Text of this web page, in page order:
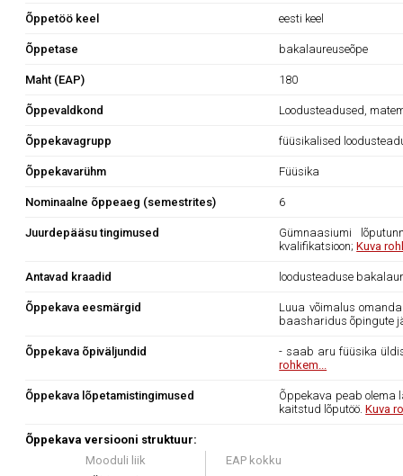
Õppetöö keel eesti keel
Õppetase bakalaureuseõpe
Maht (EAP) 180
Õppevaldkond Loodusteadused,
Õppekavagrupp füüsikalised
Õppekavarühm Füüsika
Nominaalne õppeaeg (semestrites) 6
Juurdepääsu tingimused
Gümnaasiumi
kvalifikatsioon;Kuva
Antavad kraadid loodusteaduse
Õppekava eesmärgid
Luua võimalus
baasharidus õpingute
Õppekava õpiväljundid
- saab aru füüsika
rohkem...
Õppekava lõpetamistingimused
Õppekava peab olema
kaitstud lõputöö.Kuva
Õppekava versiooni struktuur:
Mooduli liik
EAP kokku